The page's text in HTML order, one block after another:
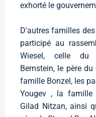
exhorté le
D'autres familles
participé au
Wiesel, celle du
Bernstein, le père
famille Bonzel, les
Yougev , la
Gilad Nitzan, ainsi